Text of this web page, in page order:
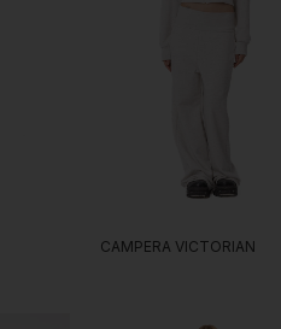
CAMPERA VICTORIAN